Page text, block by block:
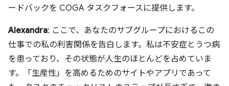
ードバックを COGA タスクフォースに提供します。
Alexandra: ここで、あなたのサブグループにおけるこの
仕事での私の利害関係を告白します。私は不安症とうつ病
を患っており、その状態が人生のほとんどを占めていま
す。「生産性」を高めるためのサイトやアプリであって